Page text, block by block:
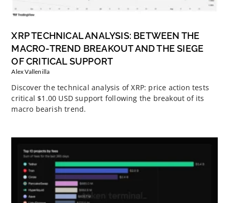
XRP TECHNICAL ANALYSIS: BETWEEN THE
MACRO-TREND BREAKOUT AND THE SIEGE
OF CRITICAL SUPPORT
Alex Vallenilla
Discover the technical analysis of XRP: price action tests
critical $1.00 USD support following the breakout of its
macro bearish trend.